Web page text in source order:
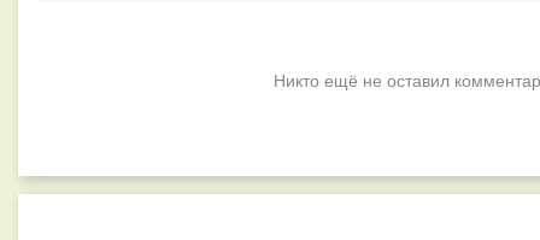
Никто ещё не оставил